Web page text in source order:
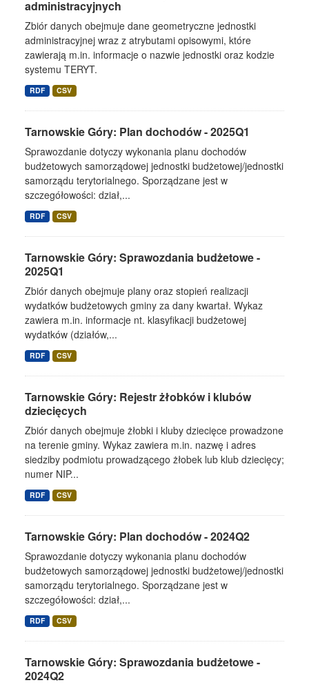
administracyjnych
Zbiór danych obejmuje dane geometryczne jednostki
administracyjnej wraz z atrybutami opisowymi, które
zawierają m.in. informacje o nazwie jednostki oraz kodzie
systemu TERYT.
RDF CSV
Tarnowskie Góry: Plan dochodów - 2025Q1
Sprawozdanie dotyczy wykonania planu dochodów
budżetowych samorządowej jednostki budżetowej/jednostki
samorządu terytorialnego. Sporządzane jest w
szczegółowości: dział,...
RDF CSV
Tarnowskie Góry: Sprawozdania budżetowe -
2025Q1
Zbiór danych obejmuje plany oraz stopień realizacji
wydatków budżetowych gminy za dany kwartał. Wykaz
zawiera m.in. informacje nt. klasyfikacji budżetowej
wydatków (działów,...
RDF CSV
Tarnowskie Góry: Rejestr żłobków i klubów
dziecięcych
Zbiór danych obejmuje żłobki i kluby dziecięce prowadzone
na terenie gminy. Wykaz zawiera m.in. nazwę i adres
siedziby podmiotu prowadzącego żłobek lub klub dziecięcy;
numer NIP...
RDF CSV
Tarnowskie Góry: Plan dochodów - 2024Q2
Sprawozdanie dotyczy wykonania planu dochodów
budżetowych samorządowej jednostki budżetowej/jednostki
samorządu terytorialnego. Sporządzane jest w
szczegółowości: dział,...
RDF CSV
Tarnowskie Góry: Sprawozdania budżetowe -
2024Q2